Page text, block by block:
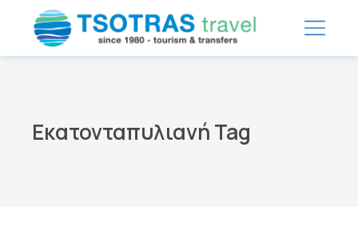
content
Εκατονταπυλιανή Tag